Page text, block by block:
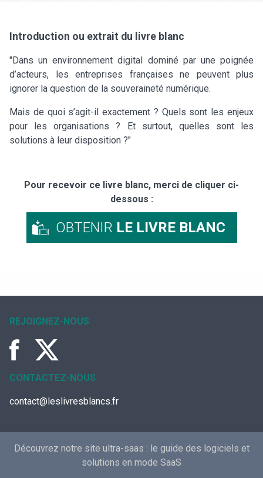
Introduction ou extrait du livre blanc
"Dans un environnement digital dominé par une poignée
d’acteurs, les entreprises françaises ne peuvent plus
ignorer la question de la souveraineté numérique.
Mais de quoi s’agit-il exactement ? Quels sont les enjeux
pour les organisations ? Et surtout, quelles sont les
solutions à leur disposition ?"
Pour recevoir ce livre blanc, merci de cliquer ci-
dessous :
OBTENIR LE LIVRE BLANC
REJOIGNEZ-NOUS
CONTACTEZ-NOUS
contact@leslivresblancs.fr
Découvrez notre site ultra-saas : le guide des logiciels et
solutions en mode SaaS